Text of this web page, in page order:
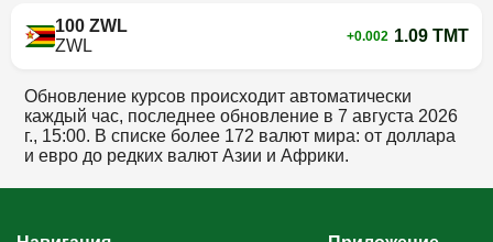
100 ZWL
ZWL
+0.002 1.09 TMT
Обновление курсов происходит автоматически
каждый час, последнее обновление в7 августа 2026
г., 15:00. В списке более 172 валют мира: от доллара
и евро до редких валют Азии и Африки.